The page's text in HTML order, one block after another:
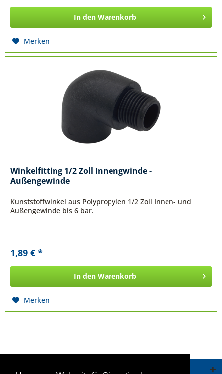
In den Warenkorb
Merken
Winkelfitting 1/2 Zoll Innengwinde -
Außengewinde
Kunststoffwinkel aus Polypropylen 1/2 Zoll Innen- und
Außengewinde bis 6 bar.
1,89 € *
In den Warenkorb
Merken
Service Hotline